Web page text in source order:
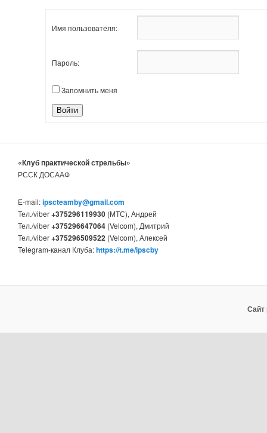
Имя пользователя:
Пароль:
Запомнить меня
Войти
«Клуб практической стрельбы»
РССК ДОСААФ
E-mail:ipscteamby@gmail.com
Тел./viber+375296119930 (МТС), Андрей
Тел./viber+375296647064 (Velcom), Дмитрий
Тел./viber+375296509522 (Velcom), Алексей
Telegram-канал Клуба:https://t.me/ipscby
Сайт